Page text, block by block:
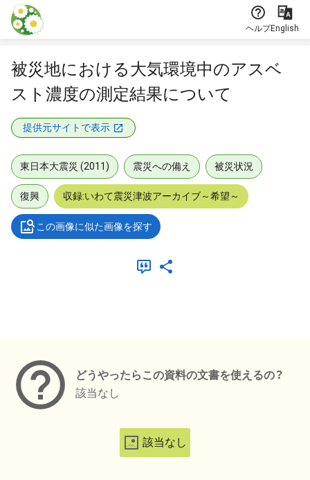
本文に飛ぶ
ヘルプEnglish
被災地における大気環境中のアスベ
スト濃度の測定結果について
提供元サイトで表示
東日本大震災 (2011) 震災への備え 被災状況
復興 収録:いわて震災津波アーカイブ～希望～
この画像に似た画像を探す
どうやったらこの資料の文書を使えるの？
該当なし
該当なし